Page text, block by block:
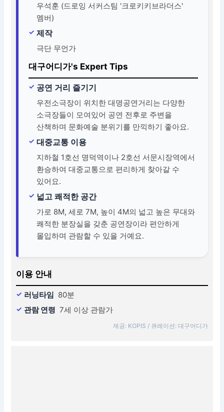
우석훈 (드로잉 서커스팀 '크로키키브라더스'
멤버)
제작
극단 무언가
대구어디가's Expert Tips
공연 거리 즐기기
우전소극장이 위치한 대명공연거리는 다양한
소극장들이 모여있어 공연 전후로 주변을
산책하며 문화예술 분위기를 만끽하기 좋아요.
대중교통 이용
지하철 1호선 명덕역이나 2호선 서문시장역에서
환승하여 대중교통으로 편리하게 찾아갈 수
있어요.
넓고 쾌적한 공간
가로 8M, 세로 7M, 높이 4M의 넓고 높은 무대와
쾌적한 분장실을 갖춘 공연장이라 편안하게
몰입하며 관람할 수 있을 거예요.
이용 안내
러닝타임 80분
관람 연령 7세 이상 관람가
제공: KOPIS / 큐레이션: 대구어디가